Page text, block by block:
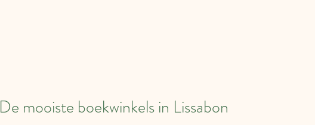
De mooiste boekwinkels in Lissabon